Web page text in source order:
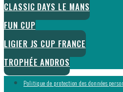
CLASSIC DAYS LE MANS
FUN CUP
LIGIER JS CUP FRANCE
TROPHÉE ANDROS
Politique de protection des données